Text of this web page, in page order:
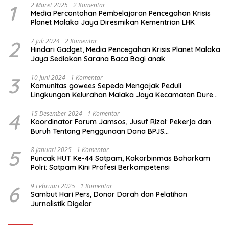
1 2 Maret 2025 2 Komentar
Media Percontohan Pembelajaran Pencegahan Krisis
Planet Malaka Jaya Diresmikan Kementrian LHK
2 7 Juli 2024 2 Komentar
Hindari Gadget, Media Pencegahan Krisis Planet Malaka
Jaya Sediakan Sarana Baca Bagi anak
3 10 Juni 2024 1 Komentar
Komunitas gowees Sepeda Mengajak Peduli
Lingkungan Kelurahan Malaka Jaya Kecamatan Duren
4 15 Desember 2024 1 Komentar
Koordinator Forum Jamsos, Jusuf Rizal: Pekerja dan
Buruh Tentang Penggunaan Dana BPJS
5 8 Januari 2025 1 Komentar
Puncak HUT Ke-44 Satpam, Kakorbinmas Baharkam
Polri: Satpam Kini Profesi Berkompetensi
6 9 Februari 2025 1 Komentar
Sambut Hari Pers, Donor Darah dan Pelatihan
Jurnalistik Digelar